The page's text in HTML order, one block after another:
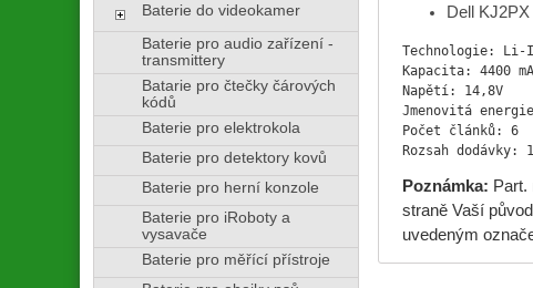
Dell KJ2PX
Technologie: Li-
Kapacita: 4400
Napětí: 14,8V
Jmenovitá
Počet článků: 6
Rozsah dodávky:
Poznámka: Part.
straně Vaší
uvedeným
Baterie do videokamer
Baterie pro audio zařízení -
transmittery
Batarie pro čtečky čárových
kódů
Baterie pro elektrokola
Baterie pro detektory kovů
Baterie pro herní konzole
Baterie pro iRoboty a
vysavače
Baterie pro měřící přístroje